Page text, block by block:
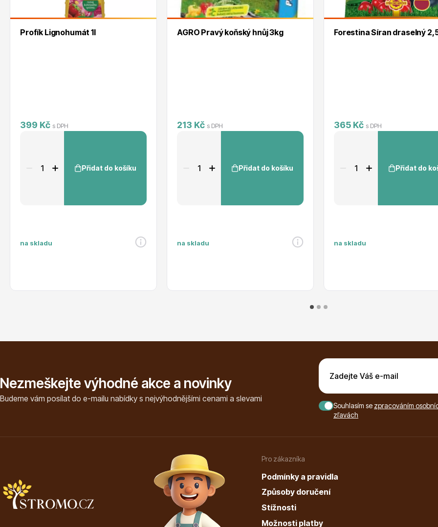
Profík Lignohumát 1l
399 Kč s DPH
Přidat do košíku
na skladu
AGRO Pravý koňský hnůj 3kg
213 Kč s DPH
Přidat do košíku
na skladu
Forestina Síran draselný
365 Kč s DPH
Přidat do
na skladu
Nezmeškejte výhodné akce a novinky
Budeme vám posílat do e-mailu nabídky s nejvýhodnějšími cenami a slevami
Souhlasím se zpracováním
zľavách
Pro zákazníka
Podmínky a pravidla
Způsoby doručení
Stížnosti
Možnosti platby